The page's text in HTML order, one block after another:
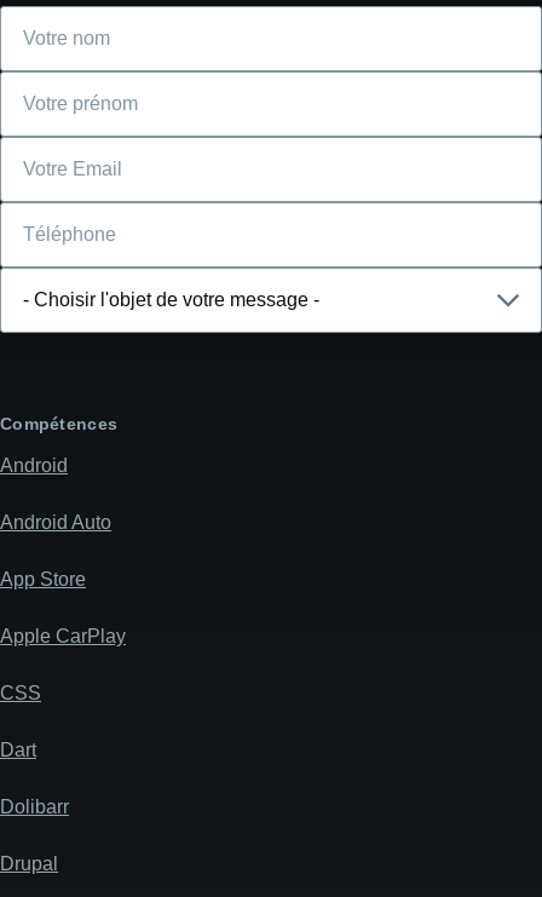
message
Compétences
Android
Android Auto
App Store
Apple CarPlay
CSS
Dart
Dolibarr
Drupal